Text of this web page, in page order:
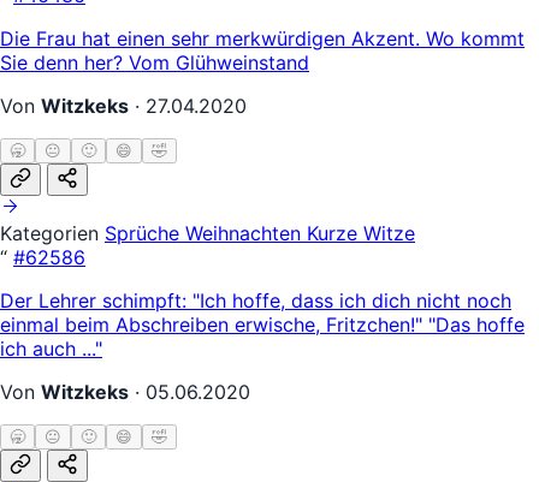
Die Frau hat einen sehr merkwürdigen Akzent. Wo kommt
Sie denn her? Vom Glühweinstand
Von Witzkeks · 27.04.2020
🥱 😐 🙂 😄 🤣
Kategorien Sprüche Weihnachten Kurze Witze
“ #62586
Der Lehrer schimpft: "Ich hoffe, dass ich dich nicht noch
einmal beim Abschreiben erwische, Fritzchen!" "Das hoffe
ich auch ..."
Von Witzkeks · 05.06.2020
🥱 😐 🙂 😄 🤣